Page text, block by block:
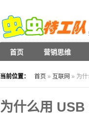
首页 营销思维
当前位置： 首页 » 互联网 » 为什
为什么用